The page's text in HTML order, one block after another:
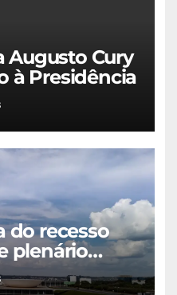
Augusto Cury
à Presidência
do recesso
plenário